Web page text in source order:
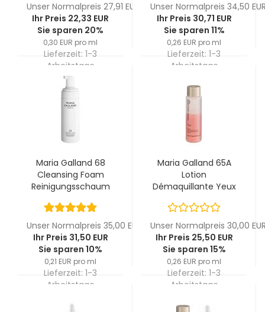
Unser Normalpreis 27,91 EUR
Ihr Preis 22,33 EUR
Sie sparen 20%
0,30 EUR pro ml
Lieferzeit: 1-3
Arbeitstage
Unser Normalpreis 34,50
Ihr Preis 30,71 EUR
Sie sparen 11%
0,26 EUR pro ml
Lieferzeit: 1-3
Arbeitstage
Maria Galland 68
Cleansing Foam
Reinigungsschaum
Unser Normalpreis 35,00 EUR
Ihr Preis 31,50 EUR
Sie sparen 10%
0,21 EUR pro ml
Lieferzeit: 1-3
Arbeitstage
Maria Galland 65A
Lotion
Démaquillante Yeux
Unser Normalpreis 30,00
Ihr Preis 25,50 EUR
Sie sparen 15%
0,26 EUR pro ml
Lieferzeit: 1-3
Arbeitstage